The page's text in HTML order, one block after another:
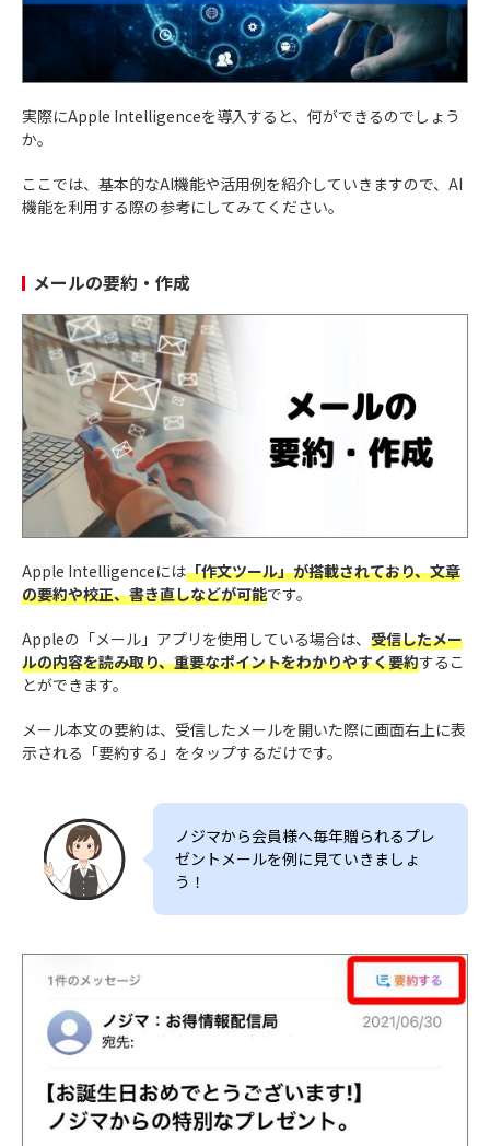
実際にApple Intelligenceを導入すると、何ができるのでしょう
か。
ここでは、基本的なAI機能や活用例を紹介していきますので、AI
機能を利用する際の参考にしてみてください。
メールの要約・作成
Apple Intelligenceには「作文ツール」が搭載されており、文章
の要約や校正、書き直しなどが可能です。
Appleの「メール」アプリを使用している場合は、 受信したメー
ルの内容を読み取り、重要なポイントをわかりやすく要約するこ
とができます。
メール本文の要約は、受信したメールを開いた際に画面右上に表
示される「要約する」をタップするだけです。
ノジマから会員様へ毎年贈られるプレ
ゼントメールを例に見ていきましょ
う！